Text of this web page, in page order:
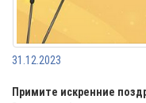
31.12.2023
Примите искренние